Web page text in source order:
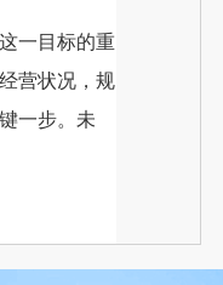
一目标的重
营状况，规
一步。未